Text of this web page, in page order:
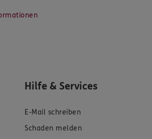
Hilfe & Services
E-Mail schreiben
Schaden melden